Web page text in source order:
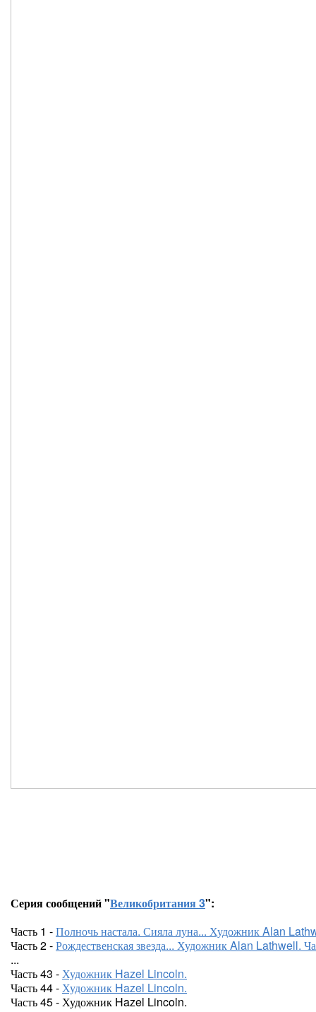
Серия сообщений "Великобритания 3":
Часть 1 -Полночь настала. Сияла луна... Художник Alan
Часть 2 -Рождественская звезда... Художник Alan Lathwell.
...
Часть 43 -Художник Hazel Lincoln.
Часть 44 -Художник Hazel Lincoln.
Часть 45 - Художник Hazel Lincoln.